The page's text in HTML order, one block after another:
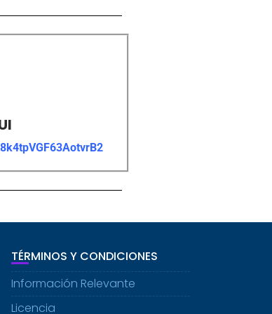
TÉRMINOS Y CONDICIONES
Información Relevante
Licencia